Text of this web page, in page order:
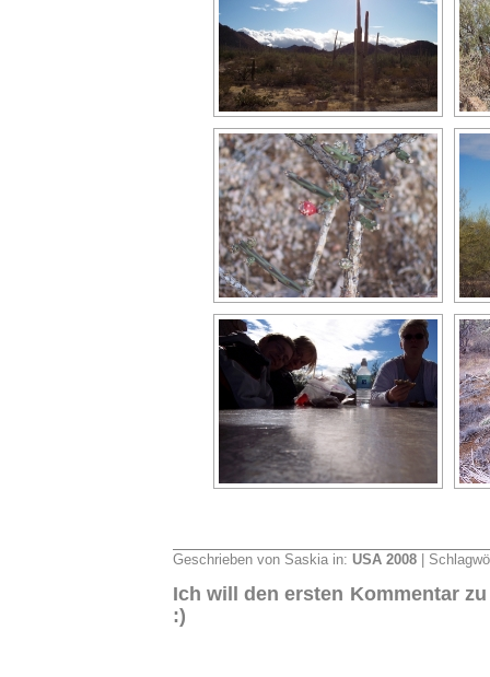
Geschrieben von Saskia in: USA 2008|
Ich will den ersten Kommentar
:)